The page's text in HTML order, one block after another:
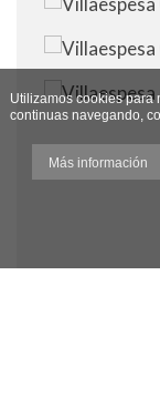
Utilizamos cookies para
continuas navegando,
Más información